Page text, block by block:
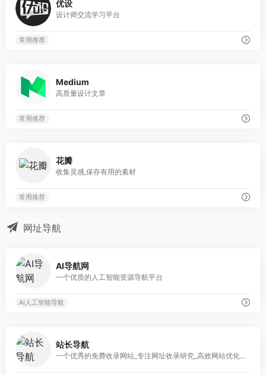
优设
设计师交流学习平台
常用推荐
Medium
高质量设计文章
常用推荐
花瓣
收集灵感,保存有用的素材
常用推荐
网址导航
AI导航网
一个优质的人工智能资源导航平台
AI人工智能导航
站长导航
一个优秀的免费收录网站_专注网址收录研究_高效网站优化推广专家